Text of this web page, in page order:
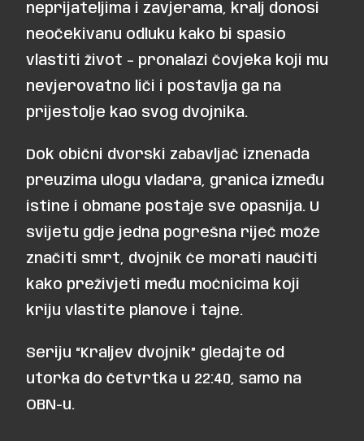
neprijateljima i zavjerama, kralj donosi
neočekivanu odluku kako bi spasio
vlastiti život – pronalazi čovjeka koji mu
nevjerovatno liči i postavlja ga na
prijestolje kao svog dvojnika.
Dok obični dvorski zabavljač iznenada
preuzima ulogu vladara, granica između
istine i obmane postaje sve opasnija. U
svijetu gdje jedna pogrešna riječ može
značiti smrt, dvojnik će morati naučiti
kako preživjeti među moćnicima koji
kriju vlastite planove i tajne.
Seriju “Kraljev dvojnik” gledajte od
utorka do četvrtka u 22:40, samo na
OBN-u.